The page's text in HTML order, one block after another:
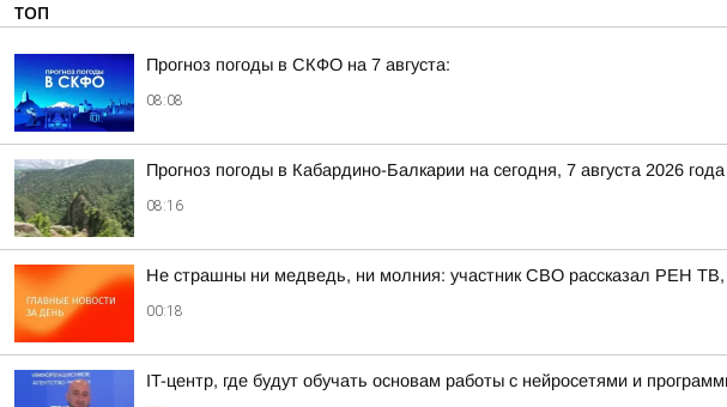
ТОП
Прогноз погоды в СКФО на 7 августа:
08:08
Прогноз погоды в Кабардино-Балкарии на сегодня, 7 августа 2026 года
08:16
Не страшны ни медведь, ни молния: участник СВО рассказал РЕН ТВ,
00:18
IT-центр, где будут обучать основам работы с нейросетями и